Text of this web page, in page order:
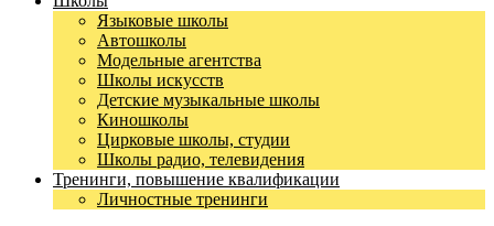
Языковые школы
Автошколы
Модельные агентства
Школы искусств
Детские музыкальные школы
Киношколы
Цирковые школы, студии
Школы радио, телевидения
Тренинги, повышение квалификации
Личностные тренинги